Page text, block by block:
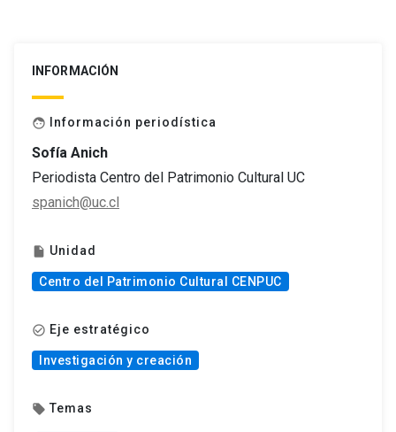
INFORMACIÓN
face Información periodística
Sofía Anich
Periodista Centro del Patrimonio Cultural UC
spanich@uc.cl
insert_drive_file Unidad
Centro del Patrimonio Cultural CENPUC
check_circle_outline Eje estratégico
Investigación y creación
local_offer Temas